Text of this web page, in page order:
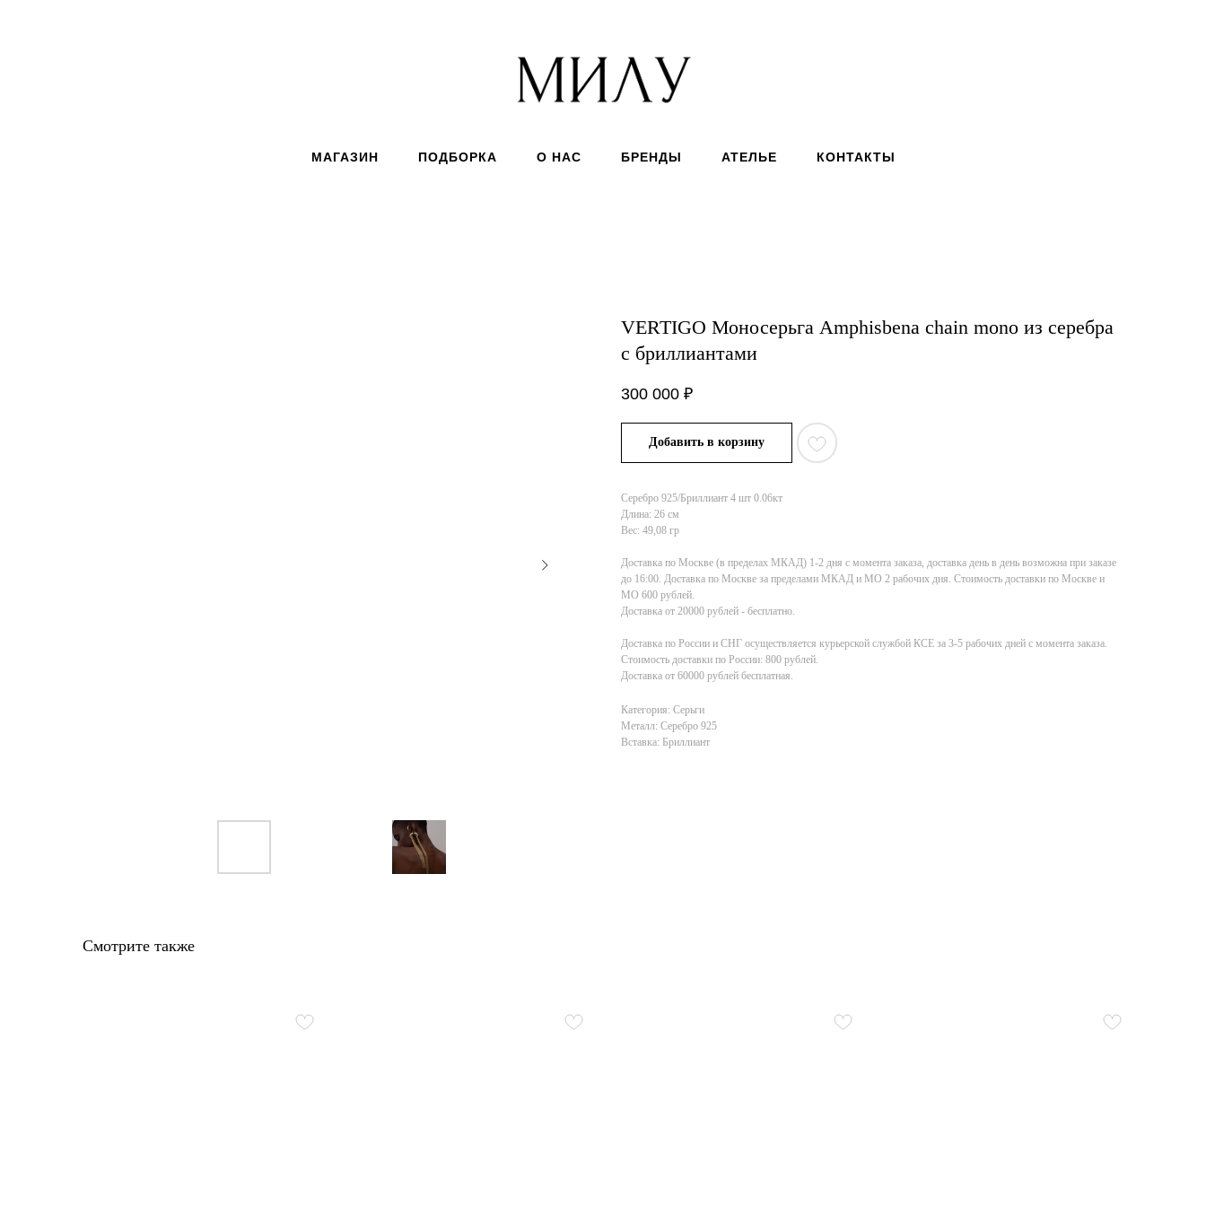
МАГАЗИН ПОДБОРКА О НАС БРЕНДЫ АТЕЛЬЕ КОНТАКТЫ
VERTIGO Моносерьга Amphisbena chain mono из серебра
с бриллиантами
300 000 ₽
Добавить в корзину
Серебро 925/Бриллиант 4 шт 0.06кт
Длина: 26 см
Вес: 49,08 гр
Доставка по Москве (в пределах МКАД) 1-2 дня с момента заказа, доставка день в день возможна при заказе
до 16:00. Доставка по Москве за пределами МКАД и МО 2 рабочих дня. Стоимость доставки по Москве и
МО 600 рублей.
Доставка от 20000 рублей - бесплатно.
Доставка по России и СНГ осуществляется курьерской службой КСE за 3-5 рабочих дней с момента заказа.
Стоимость доставки по России: 800 рублей.
Доставка от 60000 рублей бесплатная.
Категория: Серьги
Металл: Серебро 925
Вставка: Бриллиант
Смотрите также